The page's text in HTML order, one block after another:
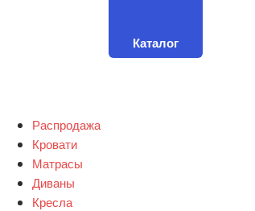
Каталог
Распродажа
Кровати
Матрасы
Диваны
Кресла